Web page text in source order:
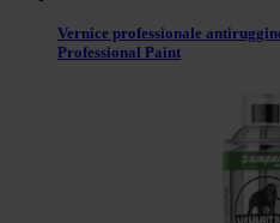
Vernice professionale
Professional Paint